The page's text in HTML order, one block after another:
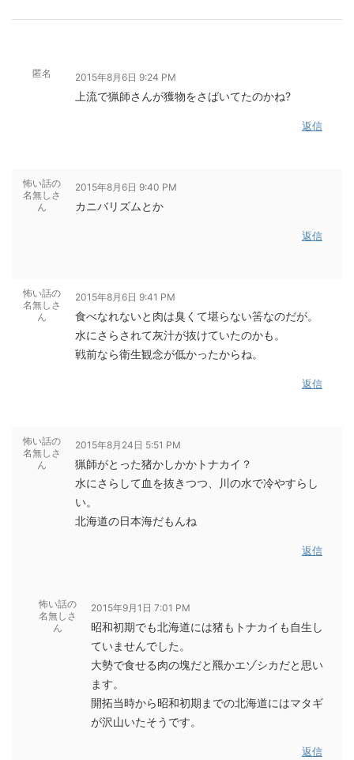
匿名 2015年8月6日 9:24 PM
上流で猟師さんが獲物をさばいてたのかね?
返信
怖い話の
名無しさ
ん
2015年8月6日 9:40 PM
カニバリズムとか
返信
怖い話の
名無しさ
ん
2015年8月6日 9:41 PM
食べなれないと肉は臭くて堪らない筈なのだが。
水にさらされて灰汁が抜けていたのかも。
戦前なら衛生観念が低かったからね。
返信
怖い話の
名無しさ
ん
2015年8月24日 5:51 PM
猟師がとった猪かしかかトナカイ？
水にさらして血を抜きつつ、川の水で冷やすらし
い。
北海道の日本海だもんね
返信
怖い話の
名無しさ
ん
2015年9月1日 7:01 PM
昭和初期でも北海道には猪もトナカイも自生し
ていませんでした。
大勢で食せる肉の塊だと羆かエゾシカだと思い
ます。
開拓当時から昭和初期までの北海道にはマタギ
が沢山いたそうです。
返信